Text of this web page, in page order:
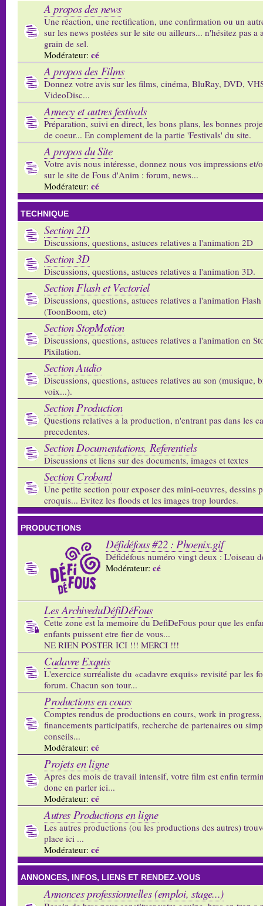
A propos des news
Une réaction, une rectification, une confirmation ou un
sur les news postées sur le site ou ailleurs... n'hésitez pas a
grain de sel.
Modérateur: cé
A propos des Films
Donnez votre avis sur les films, cinéma, BluRay, DVD,
VideoDisc...
Annecy et autres festivals
Préparation, suivi en direct, les bons plans, les bonnes
de coeur... En complement de la partie 'Festivals' du site.
A propos du Site
Votre avis nous intéresse, donnez nous vos impressions et/
sur le site de Fous d'Anim : forum, news...
Modérateur: cé
TECHNIQUE
Section 2D
Discussions, questions, astuces relatives a l'animation 2D
Section 3D
Discussions, questions, astuces relatives a l'animation 3D.
Section Flash et Vectoriel
Discussions, questions, astuces relatives a l'animation
(ToonBoom, etc)
Section StopMotion
Discussions, questions, astuces relatives a l'animation en
Pixilation.
Section Audio
Discussions, questions, astuces relatives au son (musique,
voix...).
Section Production
Questions relatives a la production, n'entrant pas dans les
precedentes.
Section Documentations, Referentiels
Discussions et liens sur des documents, images et textes
Section Crobard
Une petite section pour exposer des mini-oeuvres, dessins
croquis... Evitez les floods et les images trop lourdes.
PRODUCTIONS
Défidéfous #22 : Phoenix.gif
Défidéfous numéro vingt deux : L'oiseau
Modérateur: cé
Les ArchiveduDéfiDéFous
Cette zone est la memoire du DefiDeFous pour que les
enfants puissent etre fier de vous...
NE RIEN POSTER ICI !!! MERCI !!!
Cadavre Exquis
L'exercice surréaliste du «cadavre exquis» revisité par les
forum. Chacun son tour...
Productions en cours
Comptes rendus de productions en cours, work in
financements participatifs, recherche de partenaires ou
conseils...
Modérateur: cé
Projets en ligne
Apres des mois de travail intensif, votre film est enfin
donc en parler ici...
Modérateur: cé
Autres Productions en ligne
Les autres productions (ou les productions des autres)
place ici ...
Modérateur: cé
ANNONCES, INFOS, LIENS ET RENDEZ-VOUS
Annonces professionnelles (emploi, stage...)